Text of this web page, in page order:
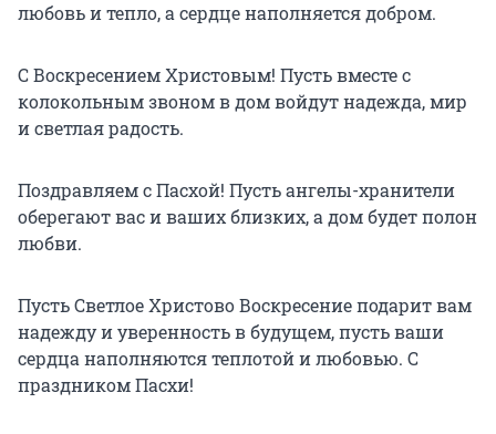
любовь и тепло, а сердце наполняется добром.
С Воскресением Христовым! Пусть вместе с
колокольным звоном в дом войдут надежда, мир
и светлая радость.
Поздравляем с Пасхой! Пусть ангелы-хранители
оберегают вас и ваших близких, а дом будет полон
любви.
Пусть Светлое Христово Воскресение подарит вам
надежду и уверенность в будущем, пусть ваши
сердца наполняются теплотой и любовью. С
праздником Пасхи!